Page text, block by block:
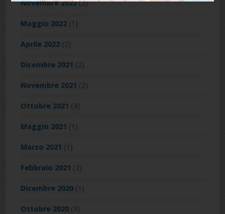
Novembre 2022(2)
Maggio 2022 (1)
Aprile 2022 (2)
Dicembre 2021 (2)
Novembre 2021 (2)
Ottobre 2021 (3)
Maggio 2021 (1)
Marzo 2021 (1)
Febbraio 2021 (2)
Dicembre 2020 (1)
Ottobre 2020 (3)